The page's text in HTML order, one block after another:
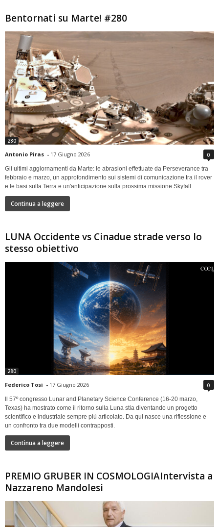
Bentornati su Marte! #280
280
Antonio Piras - 17 Giugno 2026 0
Gli ultimi aggiornamenti da Marte: le abrasioni effettuate da Perseverance tra
febbraio e marzo, un approfondimento sui sistemi di comunicazione tra il rover
e le basi sulla Terra e un'anticipazione sulla prossima missione Skyfall
Continua a leggere
LUNA Occidente vs Cinadue strade verso lo
stesso obiettivo
280
Federico Tosi - 17 Giugno 2026 0
Il 57º congresso Lunar and Planetary Science Conference (16-20 marzo,
Texas) ha mostrato come il ritorno sulla Luna stia diventando un progetto
scientifico e industriale sempre più articolato. Da qui nasce una riflessione e
un confronto tra due modelli contrapposti.
Continua a leggere
PREMIO GRUBER IN COSMOLOGIAIntervista a
Nazzareno Mandolesi